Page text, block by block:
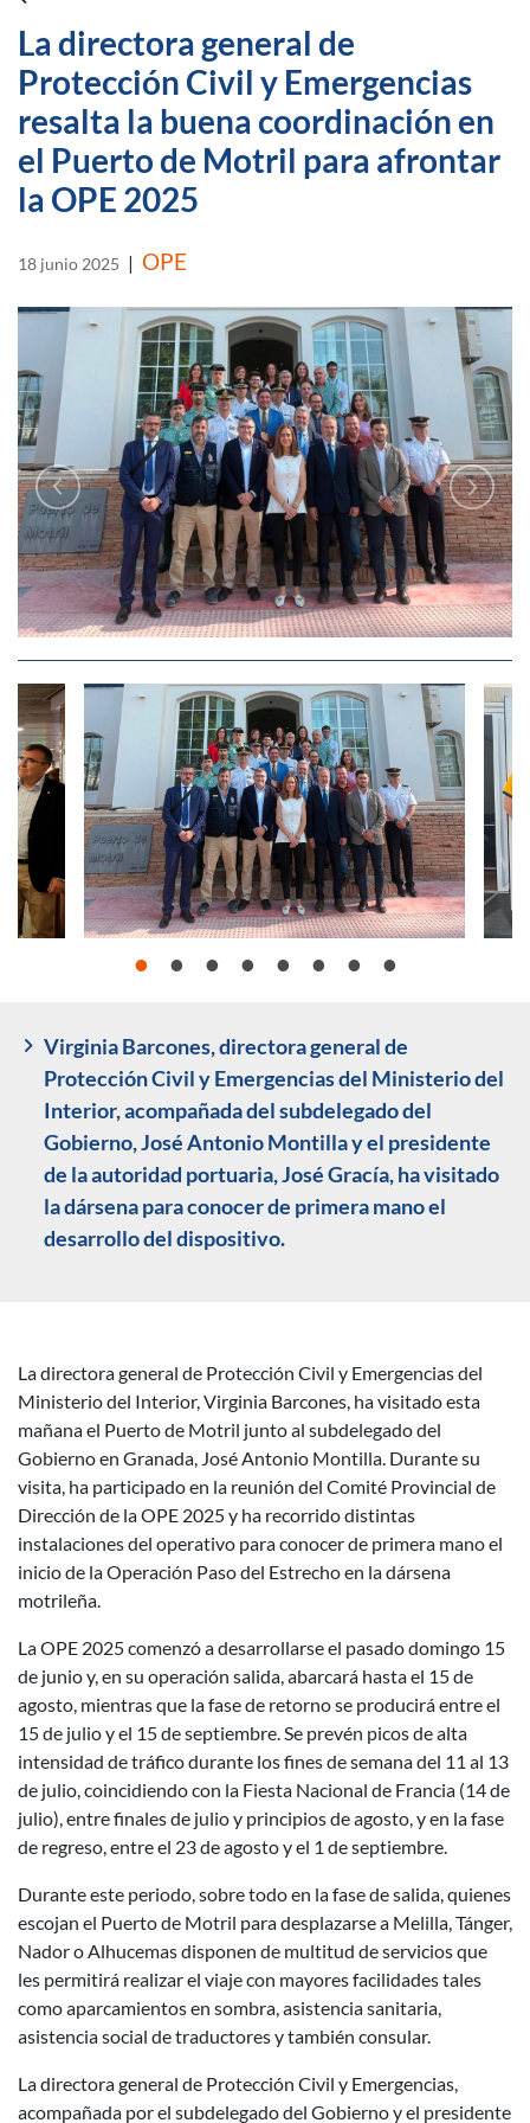
La directora general de
Protección Civil y Emergencias
resalta la buena coordinación en
el Puerto de Motril para afrontar
la OPE 2025
18 junio 2025 | OPE
Virginia Barcones, directora general de
Protección Civil y Emergencias del Ministerio del
Interior, acompañada del subdelegado del
Gobierno, José Antonio Montilla y el presidente
de la autoridad portuaria, José Gracía, ha visitado
la dársena para conocer de primera mano el
desarrollo del dispositivo.
Descripción noticia
La directora general de Protección Civil y Emergencias del
Ministerio del Interior, Virginia Barcones, ha visitado esta
mañana el Puerto de Motril junto al subdelegado del
Gobierno en Granada, José Antonio Montilla. Durante su
visita, ha participado en la reunión del Comité Provincial de
Dirección de la OPE 2025 y ha recorrido distintas
instalaciones del operativo para conocer de primera mano el
inicio de la Operación Paso del Estrecho en la dársena
motrileña.
La OPE 2025 comenzó a desarrollarse el pasado domingo 15
de junio y, en su operación salida, abarcará hasta el 15 de
agosto, mientras que la fase de retorno se producirá entre el
15 de julio y el 15 de septiembre. Se prevén picos de alta
intensidad de tráfico durante los fines de semana del 11 al 13
de julio, coincidiendo con la Fiesta Nacional de Francia (14 de
julio), entre finales de julio y principios de agosto, y en la fase
de regreso, entre el 23 de agosto y el 1 de septiembre.
Durante este periodo, sobre todo en la fase de salida, quienes
escojan el Puerto de Motril para desplazarse a Melilla, Tánger,
Nador o Alhucemas disponen de multitud de servicios que
les permitirá realizar el viaje con mayores facilidades tales
como aparcamientos en sombra, asistencia sanitaria,
asistencia social de traductores y también consular.
La directora general de Protección Civil y Emergencias,
acompañada por el subdelegado del Gobierno y el presidente